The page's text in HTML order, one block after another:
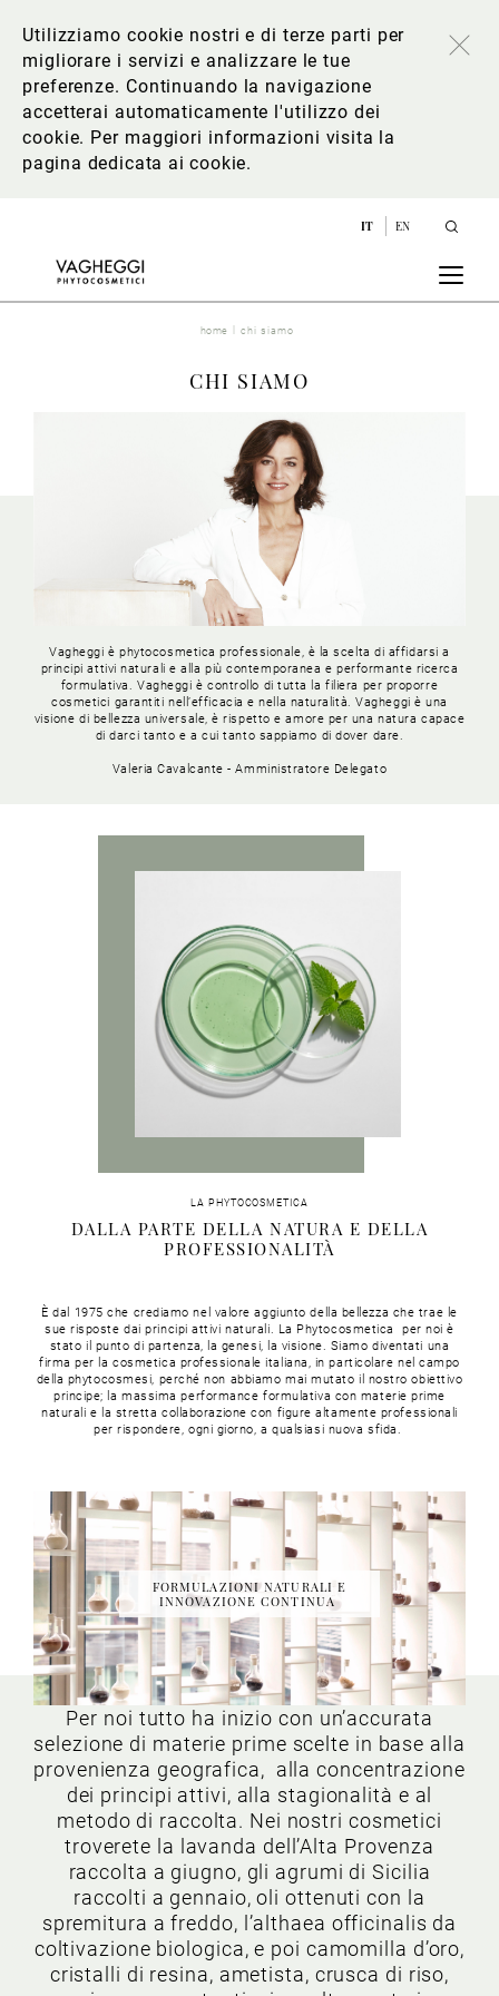
Utilizziamo cookie nostri e di terze parti per
migliorare i servizi e analizzare le tue
preferenze. Continuando la navigazione
accetterai automaticamente l'utilizzo dei
cookie. Per maggiori informazioni visita la
pagina dedicata ai cookie.
IT EN
home chi siamo
CHI SIAMO
Vagheggi è phytocosmetica professionale, è la scelta di affidarsi a
principi attivi naturali e alla più contemporanea e performante ricerca
formulativa. Vagheggi è controllo di tutta la filiera per proporre
cosmetici garantiti nell’efficacia e nella naturalità. Vagheggi è una
visione di bellezza universale, è rispetto e amore per una natura capace
di darci tanto e a cui tanto sappiamo di dover dare.
Valeria Cavalcante - Amministratore Delegato
LA PHYTOCOSMETICA
DALLA PARTE DELLA NATURA E DELLA
PROFESSIONALITÀ
È dal 1975 che crediamo nel valore aggiunto della bellezza che trae le
sue risposte dai principi attivi naturali. La Phytocosmetica per noi è
stato il punto di partenza, la genesi, la visione. Siamo diventati una
firma per la cosmetica professionale italiana, in particolare nel campo
della phytocosmesi, perché non abbiamo mai mutato il nostro obiettivo
principe; la massima performance formulativa con materie prime
naturali e la stretta collaborazione con figure altamente professionali
per rispondere, ogni giorno, a qualsiasi nuova sfida.
FORMULAZIONI NATURALI E
INNOVAZIONE CONTINUA
Per noi tutto ha inizio con un’accurata
selezione di materie prime scelte in base alla
provenienza geografica, alla concentrazione
dei principi attivi, alla stagionalità e al
metodo di raccolta. Nei nostri cosmetici
troverete la lavanda dell’Alta Provenza
raccolta a giugno, gli agrumi di Sicilia
raccolti a gennaio, oli ottenuti con la
spremitura a freddo, l’althaea officinalis da
coltivazione biologica, e poi camomilla d’oro,
cristalli di resina, ametista, crusca di riso,